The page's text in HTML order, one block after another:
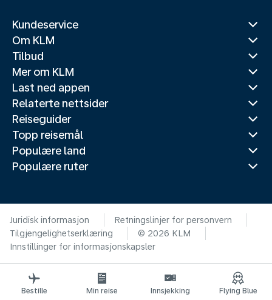
Kundeservice
Om KLM
Tilbud
Mer om KLM
Last ned appen
Relaterte nettsider
Reiseguider
Topp reisemål
Populære land
Populære ruter
Juridisk informasjon
Retningslinjer for personvern
Tilgjengelighetserklæring
© 2026 KLM
Innstillinger for informasjonskapsler
Bestille Min reise Innsjekking Flying Blue